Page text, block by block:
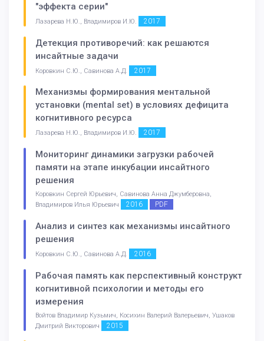
"эффекта серии"
Лазарева Н.Ю., Владимиров И.Ю. 2017
Детекция противоречий: как решаются
инсайтные задачи
Коровкин С.Ю., Савинова А.Д. 2017
Механизмы формирования ментальной
установки (mental set) в условиях дефицита
когнитивного ресурса
Лазарева Н.Ю., Владимиров И.Ю. 2017
Мониторинг динамики загрузки рабочей
памяти на этапе инкубации инсайтного
решения
Коровкин Сергей Юрьевич, Савинова Анна Джумберовна,
Владимиров Илья Юрьевич
2016 PDF
Анализ и синтез как механизмы инсайтного
решения
Коровкин С.Ю., Савинова А.Д. 2016
Рабочая память как перспективный конструкт
когнитивной психологии и методы его
измерения
Войтов Владимир Кузьмич, Косихин Валерий Валерьевич, Ушаков
Дмитрий Викторович
2015